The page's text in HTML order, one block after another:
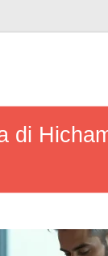
di